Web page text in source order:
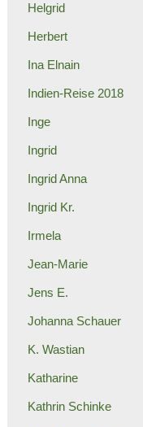
Helgrid
Herbert
Ina Elnain
Indien-Reise 2018
Inge
Ingrid
Ingrid Anna
Ingrid Kr.
Irmela
Jean-Marie
Jens E.
Johanna Schauer
K. Wastian
Katharine
Kathrin Schinke